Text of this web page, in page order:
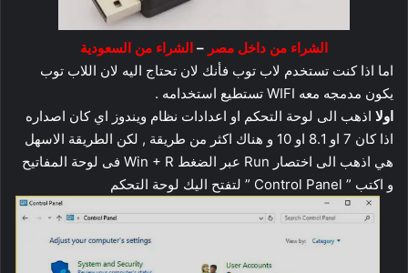
الشراء من داخل مصر – الشراء من السعودية
اما اذا كنت تستخدم لاب توب فأنك لان تحتاج اليه لان اللاب توب
يكون مدمجه معه WIFI تستطيع استخدامه .
اولا اذهب الى لوحة التحكم او اعدادات نظام ويندوز اي كان اصداره
اذا كان 7 او 8.1 او 10 و هناك اكثر من طريقة , لكن الطريقة الاسهل
هي اذهب الى اختصار Run عبر الضغط Win + R فى لوحة المفاتيح
و اكتب ” Control Panel ” لتفتح اليك لوحة التحكم